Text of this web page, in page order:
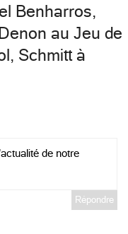
Benharros,
au Jeu de
Schmitt à
de notre
Répondre